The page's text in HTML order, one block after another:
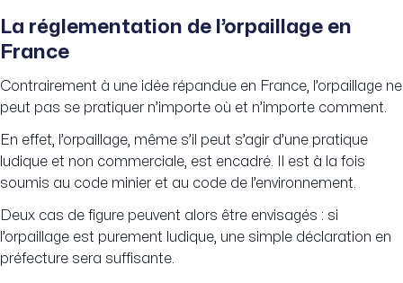
La réglementation de l’orpaillage en
France
Contrairement à une idée répandue en France, l’orpaillage ne
peut pas se pratiquer n’importe où et n’importe comment.
En effet, l’orpaillage, même s’il peut s’agir d’une pratique
ludique et non commerciale, est encadré. Il est à la fois
soumis au code minier et au code de l’environnement.
Deux cas de figure peuvent alors être envisagés : si
l’orpaillage est purement ludique, une simple déclaration en
préfecture sera suffisante.